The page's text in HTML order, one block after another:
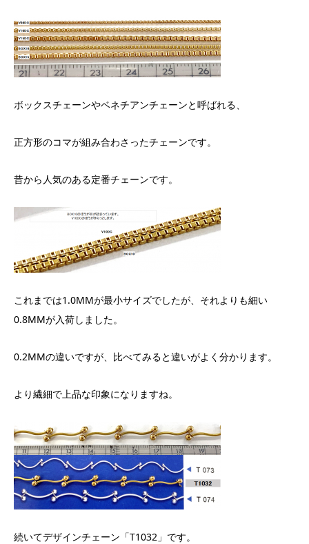
ボックスチェーンやベネチアンチェーンと呼ばれる、
正方形のコマが組み合わさったチェーンです。
昔から人気のある定番チェーンです。
これまでは1.0MMが最小サイズでしたが、それよりも細い
0.8MMが入荷しました。
0.2MMの違いですが、比べてみると違いがよく分かります。
より繊細で上品な印象になりますね。
続いてデザインチェーン「T1032」です。